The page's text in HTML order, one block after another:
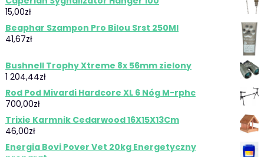
15,00zł
Beaphar Szampon Pro Bilou Srst 250Ml
41,67zł
Bushnell Trophy Xtreme 8x 56mm zielony
1 204,44zł
Rod Pod Mivardi Hardcore XL 6 Nóg M-rphc
700,00zł
Trixie Karmnik Cedarwood 16X15X13Cm
46,00zł
Energia Bovi Pover Vet 20kg Energetyczny